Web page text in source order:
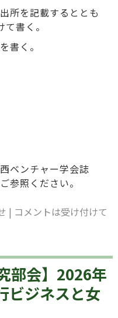
所を記載するととも
書く。
書く。
ベンチャー学会誌
照ください。
| コメントは受け付けて
部会】2026年
ビジネスと女